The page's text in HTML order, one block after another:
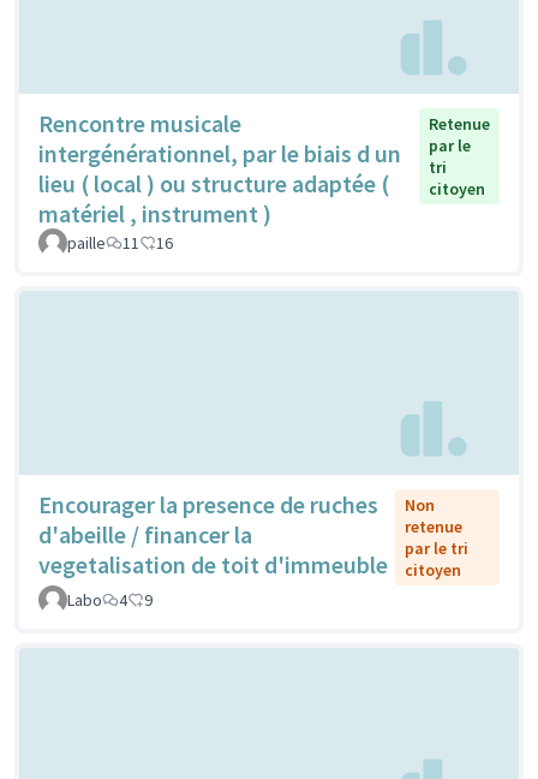
Rencontre musicale
intergénérationnel, par le biais d un
lieu ( local ) ou structure adaptée (
matériel , instrument )
Retenue
par le
tri
citoyen
paille 11 16
Encourager la presence de ruches
d'abeille / financer la
vegetalisation de toit d'immeuble
Non
retenue
par le tri
citoyen
Labo
4 9